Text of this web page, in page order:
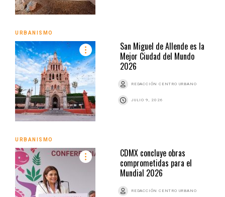
URBANISMO
San Miguel de Allende es la
Mejor Ciudad del Mundo
2026
REDACCIÓN CENTRO URBANO
JULIO 9, 2026
URBANISMO
CDMX concluye obras
comprometidas para el
Mundial 2026
REDACCIÓN CENTRO URBANO